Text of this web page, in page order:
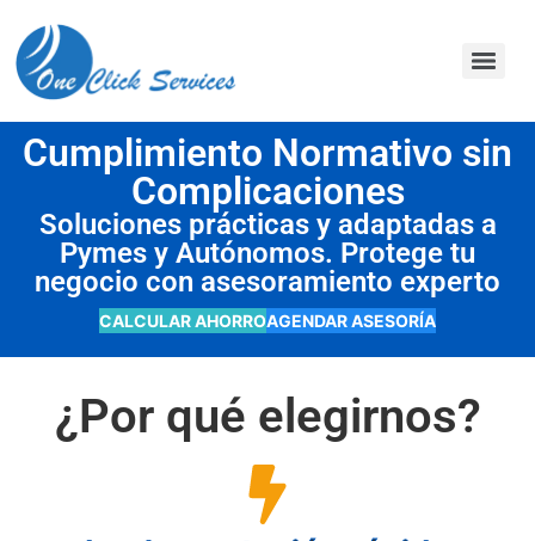
Cumplimiento Normativo sin
Complicaciones
Soluciones prácticas y adaptadas a
Pymes y Autónomos. Protege tu
negocio con asesoramiento experto
CALCULAR AHORROAGENDAR ASESORÍA
¿Por qué elegirnos?